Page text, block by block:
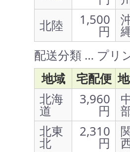
北陸
1,500
円
配送分類 … プリ
地域
宅配便
北海
道
3,960
円
北東
北
2,310
円